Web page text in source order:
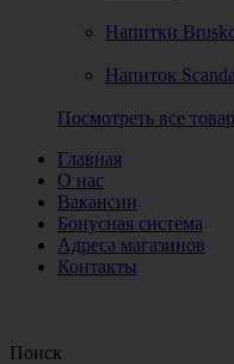
Напитки
Напиток
Посмотреть все
Главная
О нас
Вакансии
Бонусная система
Адреса магазинов
Контакты
Поиск